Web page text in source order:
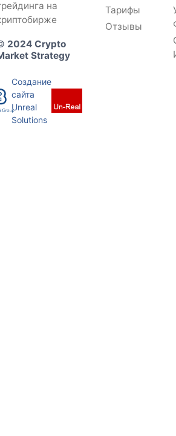
на
2024 Crypto
Strategy
Создание
сайта
Unreal
Solutions
Тарифы
Отзывы